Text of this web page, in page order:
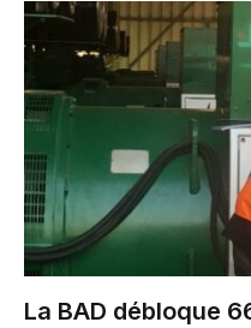
La BAD débloque